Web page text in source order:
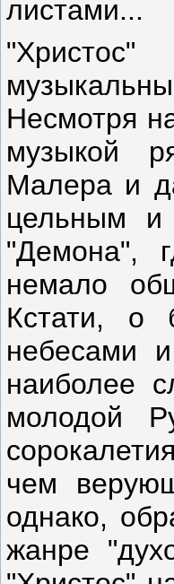
листами...
Несмотря
музыкой
Малера и
цельным и
"Демона",
немало
Кстати, о
небесами
наиболее
молодой
чем
однако,
жанре